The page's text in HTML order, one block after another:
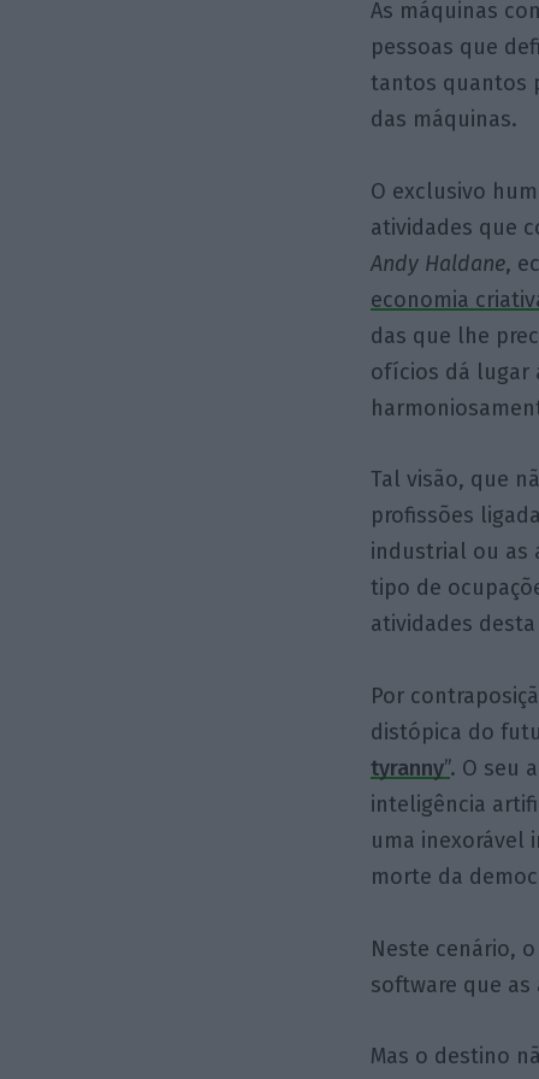
As máquinas
pessoas que
tantos quantos
das máquinas.
O exclusivo
atividades que
Andy Haldane,
economia
das que lhe
ofícios dá lugar
Tal visão, que
profissões
industrial ou as
tipo de
atividades
Por
distópica do
tyranny”. O seu
inteligência
uma inexorável
morte da
Neste cenário,
software que
Mas o destino